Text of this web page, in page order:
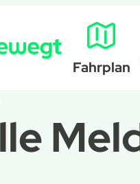
Fahrplan